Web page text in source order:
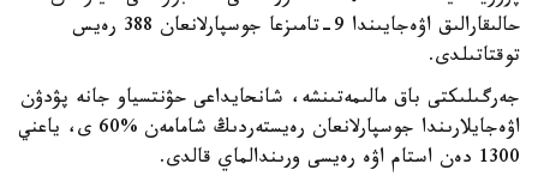
حالىقارالىق اۋەجايىندا 9-تامىزعا جوسپارلانعان 388 رەيس
توقتاتىلدى.
جەرگىلىكتى باق مالىمەتىنشە، شانحايداعى حۋنتسياو جانە پۋدۋن
اۋەجايلارىندا جوسپارلانعان رەيستەردىڭ شامامەن %60 ى، ياعني
1300 دەن استام اۋە رەيسى ورىندالماي قالدى.